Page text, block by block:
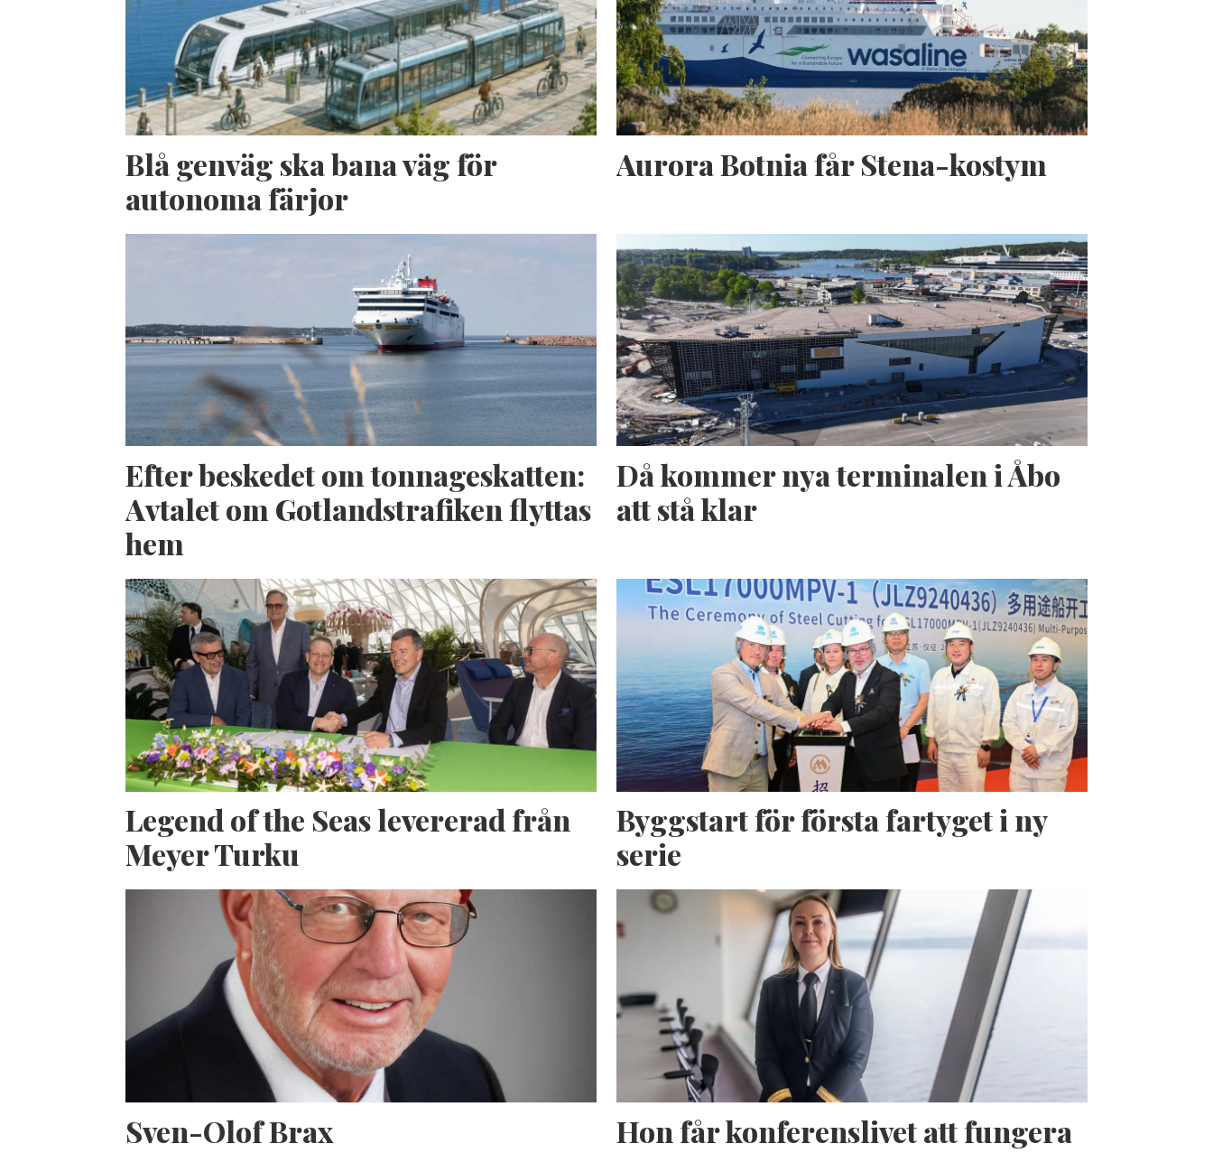
Blå genväg ska bana väg för
autonoma färjor
Aurora Botnia får Stena-kostym
Efter beskedet om tonnageskatten:
Avtalet om Gotlandstrafiken flyttas
hem
Då kommer nya terminalen i Åbo
att stå klar
Legend of the Seas levererad från
Meyer Turku
Byggstart för första fartyget i ny
serie
Sven-Olof Brax
Hon får konferenslivet att fungera